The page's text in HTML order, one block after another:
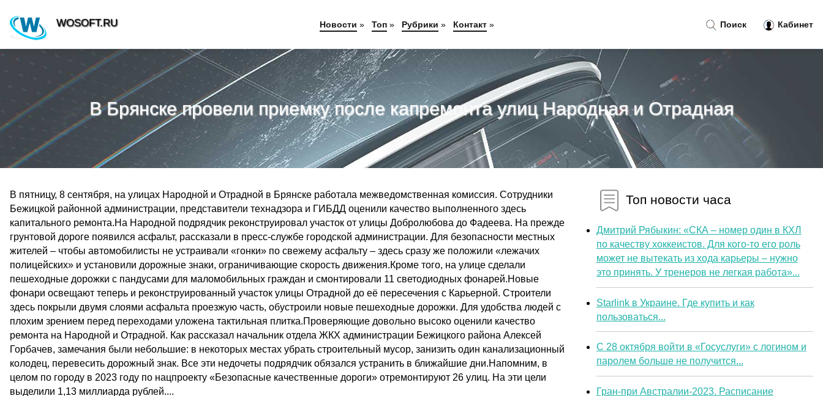
В Брянске провели приемку после капремонта улиц Народная и Отрадная
В пятницу, 8 сентября, на улицах Народной и Отрадной в Брянске работала межведомственная комиссия. Сотрудники
Бежицкой районной администрации, представители технадзора и ГИБДД оценили качество выполненного здесь
капитального ремонта.На Народной подрядчик реконструировал участок от улицы Добролюбова до Фадеева. На прежде
грунтовой дороге появился асфальт, рассказали в пресс-службе городской администрации. Для безопасности местных
жителей – чтобы автомобилисты не устраивали «гонки» по свежему асфальту – здесь сразу же положили «лежачих
полицейских» и установили дорожные знаки, ограничивающие скорость движения.Кроме того, на улице сделали
пешеходные дорожки с пандусами для маломобильных граждан и смонтировали 11 светодиодных фонарей.Новые
фонари освещают теперь и реконструированный участок улицы Отрадной до её пересечения с Карьерной. Строители
здесь покрыли двумя слоями асфальта проезжую часть, обустроили новые пешеходные дорожки. Для удобства людей с
плохим зрением перед переходами уложена тактильная плитка.Проверяющие довольно высоко оценили качество
ремонта на Народной и Отрадной. Как рассказал начальник отдела ЖКХ администрации Бежицкого района Алексей
Горбачев, замечания были небольшие: в некоторых местах убрать строительный мусор, занизить один канализационный
колодец, перевесить дорожный знак. Все эти недочеты подрядчик обязался устранить в ближайшие дни.Напомним, в
целом по городу в 2023 году по нацпроекту «Безопасные качественные дороги» отремонтируют 26 улиц. На эти цели
выделили 1,13 миллиарда рублей....
Топ новости часа
Дмитрий Рябыкин: «СКА – номер один в КХЛ
по качеству хоккеистов. Для кого-то его роль
может не вытекать из хода карьеры – нужно
это принять. У тренеров не легкая работа»...
Starlink в Украине. Где купить и как
пользоваться...
С 28 октября войти в «Госуслуги» с логином и
паролем больше не получится...
Гран-при Австралии-2023. Расписание
Поиск Кабинет
WOSOFT.RU Новости » Топ» Рубрики » Контакт»